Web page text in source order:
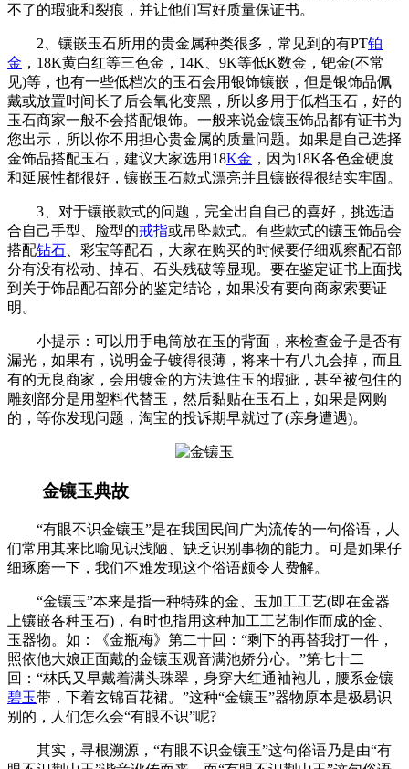
不了的瑕疵和裂痕，并让他们写好质量保证书。
2、镶嵌玉石所用的贵金属种类很多，常见到的有PT铂
金 ，18K黄白红等三色金，14K、9K等低K数金，钯金(不常
见)等，也有一些低档次的玉石会用银饰镶嵌，但是银饰品佩
戴或放置时间长了后会氧化变黑，所以多用于低档玉石，好的
玉石商家一般不会搭配银饰。一般来说金镶玉饰品都有证书为
您出示，所以你不用担心贵金属的质量问题。如果是自己选择
金饰品搭配玉石，建议大家选用18K金 ，因为18K各色金硬度
和延展性都很好，镶嵌玉石款式漂亮并且镶嵌得很结实牢固。
3、对于镶嵌款式的问题，完全出自自己的喜好，挑选适
合自己手型、脸型的戒指或吊坠款式。有些款式的镶玉饰品会
搭配钻石 、彩宝等配石，大家在购买的时候要仔细观察配石部
分有没有松动、掉石、石头残破等显现。要在鉴定证书上面找
到关于饰品配石部分的鉴定结论，如果没有要向商家索要证
明。
小提示：可以用手电筒放在玉的背面，来检查金子是否有
漏光，如果有，说明金子镀得很薄，将来十有八九会掉，而且
有的无良商家，会用镀金的方法遮住玉的瑕疵，甚至被包住的
雕刻部分是用塑料代替玉，然后黏贴在玉石上，如果是网购
的，等你发现问题，淘宝的投诉期早就过了(亲身遭遇)。
金镶玉典故
“有眼不识金镶玉”是在我国民间广为流传的一句俗语，人
们常用其来比喻见识浅陋、缺乏识别事物的能力。可是如果仔
细琢磨一下，我们不难发现这个俗语颇令人费解。
“金镶玉”本来是指一种特殊的金、玉加工工艺(即在金器
上镶嵌各种玉石)，有时也指用这种加工工艺制作而成的金、
玉器物。如：《金瓶梅》第二十回：“剩下的再替我打一件，
照依他大娘正面戴的金镶玉观音满池娇分心。”第七十二
回：“林氏又早戴着满头珠翠，身穿大红通袖袍儿，腰系金镶
碧玉带，下着玄锦百花裙。”这种“金镶玉”器物原本是极易识
别的，人们怎么会“有眼不识”呢?
其实，寻根溯源，“有眼不识金镶玉”这句俗语乃是由“有